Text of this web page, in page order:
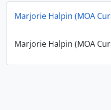
Marjorie Halpin (MOA
Marjorie Halpin (MOA